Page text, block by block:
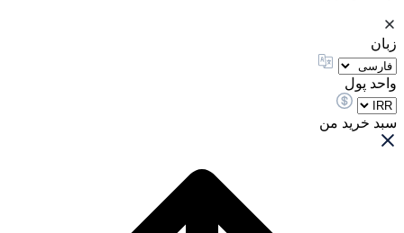
زبان
واحد پول
سبد خرید من